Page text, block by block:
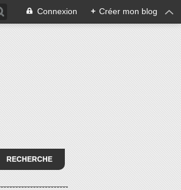
Connexion + Créer mon blog